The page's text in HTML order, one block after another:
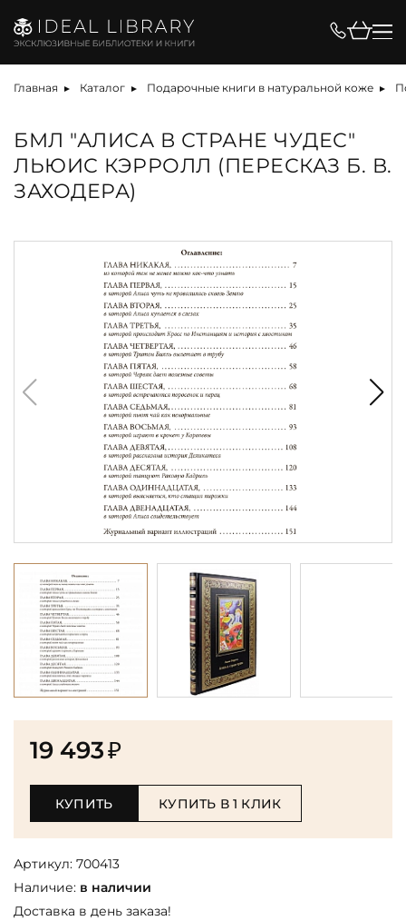
Главная Каталог Подарочные книги в натуральной коже
БМЛ "АЛИСА В СТРАНЕ ЧУДЕС"
ЛЬЮИС КЭРРОЛЛ (ПЕРЕСКАЗ Б. В.
ЗАХОДЕРА)
19 493₽
КУПИТЬ КУПИТЬ В 1 КЛИК
Артикул: 700413
Наличие: в наличии
Доставка в день заказа!